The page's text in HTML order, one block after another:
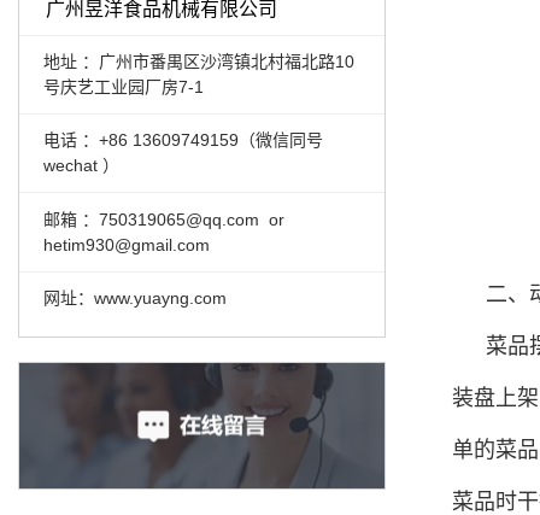
广州昱洋食品机械有限公司
地址 ：广州市番禺区沙湾镇北村福北路10
号庆艺工业园厂房7-1
电话 ：+86 13609749159（微信同号
wechat ）
邮箱 ： 750319065@qq.com or
hetim930@gmail.com
网址：www.yuayng.com 二、
菜品
装盘上
单的菜
菜品时